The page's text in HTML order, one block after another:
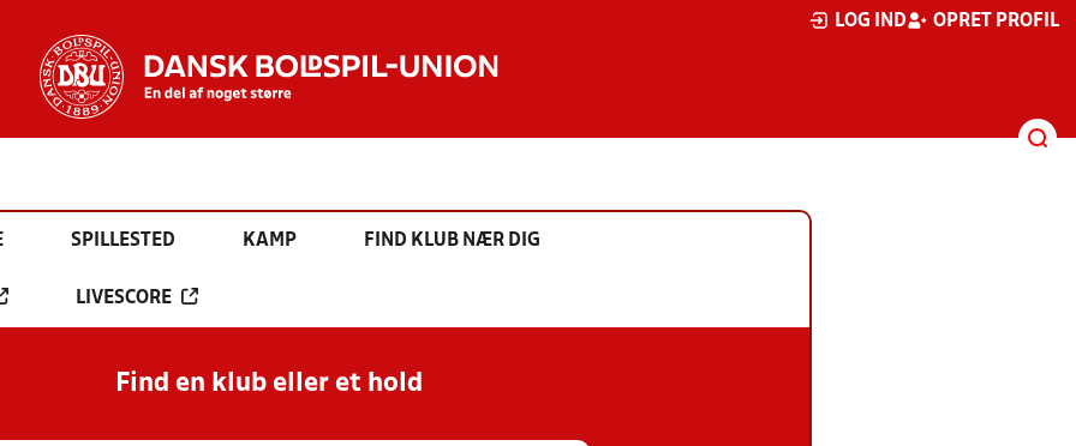
LOG IND OPRET PROFIL
SPILLESTED KAMP FIND KLUB NÆR DIG
LIVESCORE
Find en klub eller et hold